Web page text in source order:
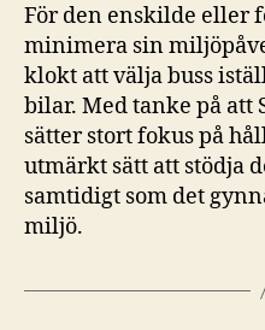
För den enskilde eller
minimera sin
klokt att välja buss
bilar. Med tanke på att
sätter stort fokus på
utmärkt sätt att stödja
samtidigt som det
miljö.